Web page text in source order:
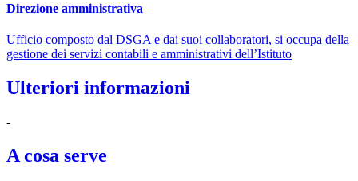
Direzione amministrativa
Ufficio composto dal DSGA e dai suoi collaboratori, si occupa della
gestione dei servizi contabili e amministrativi dell’Istituto
Ulteriori informazioni
-
A cosa serve